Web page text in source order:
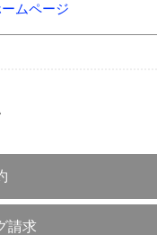
ムページ
請求